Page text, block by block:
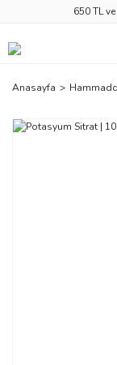
650 TL
Anasayfa